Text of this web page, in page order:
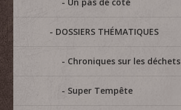
Un pas de côté
DOSSIERS THÉMATIQUES
Chroniques sur les déchets
Super Tempête